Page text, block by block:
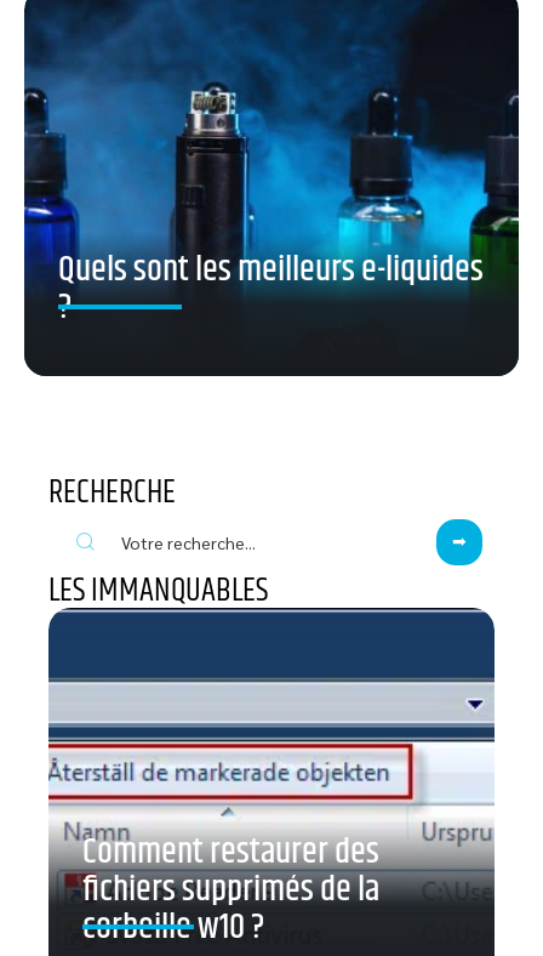
Quels sont les meilleurs e-liquides
?
RECHERCHE
LES IMMANQUABLES
Comment restaurer des
fichiers supprimés de la
corbeille w10 ?